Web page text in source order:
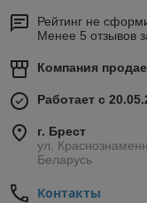
Рейтинг не
Менее 5 отзывов
Компания
Работает с
г. Брест
ул.
Беларусь
Контакты